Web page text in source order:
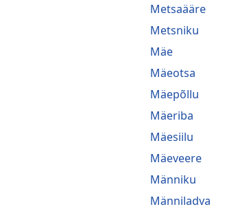
Metsaääre
Metsniku
Mäe
Mäeotsa
Mäepõllu
Mäeriba
Mäesiilu
Mäeveere
Männiku
Männiladva